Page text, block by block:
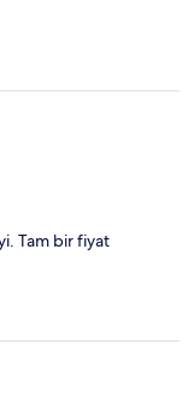
Tam bir fiyat